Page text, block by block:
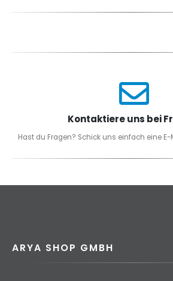
Kontaktiere uns bei
Hast du Fragen? Schick uns einfach eine
ARYA SHOP GMBH